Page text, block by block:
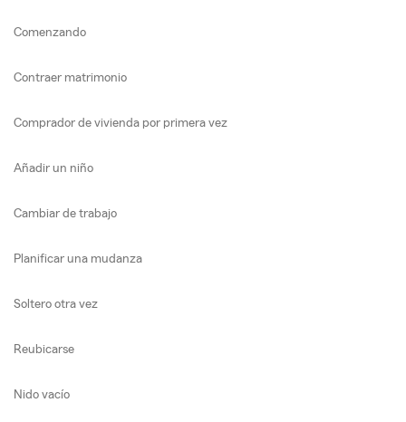
Comenzando
Contraer matrimonio
Comprador de vivienda por primera vez
Añadir un niño
Cambiar de trabajo
Planificar una mudanza
Soltero otra vez
Reubicarse
Nido vacío